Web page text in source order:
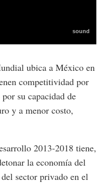
ubica a México en
competitividad por
su capacidad de
y a menor costo,
2013-2018 tiene,
la economía del
sector privado en el